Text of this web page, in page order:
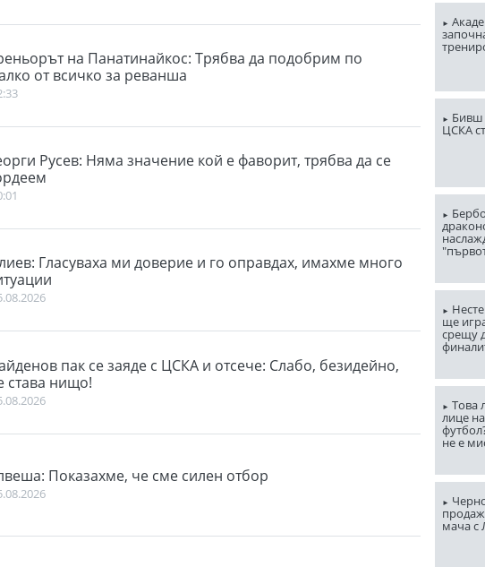
на Панатинайкос: Трябва да подобрим по
от всичко за реванша
Русев: Няма значение кой е фаворит, трябва да се
Гласуваха ми доверие и го оправдах, имахме много
пак се заяде с ЦСКА и отсече: Слабо, безидейно,
става нищо!
Показахме, че сме силен отбор
Бивш
ЦСКА
ще
срещу
Това
лице
не е
мача с